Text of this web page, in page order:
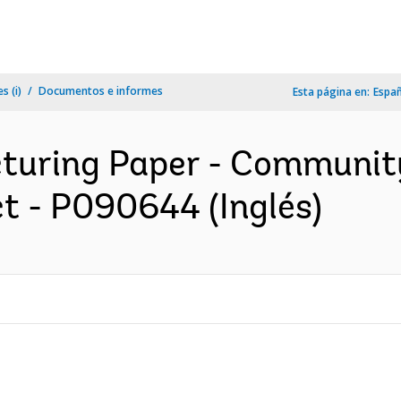
(i) Documentos e informes Esta página en:
Paper -
- P090644 (Inglés)